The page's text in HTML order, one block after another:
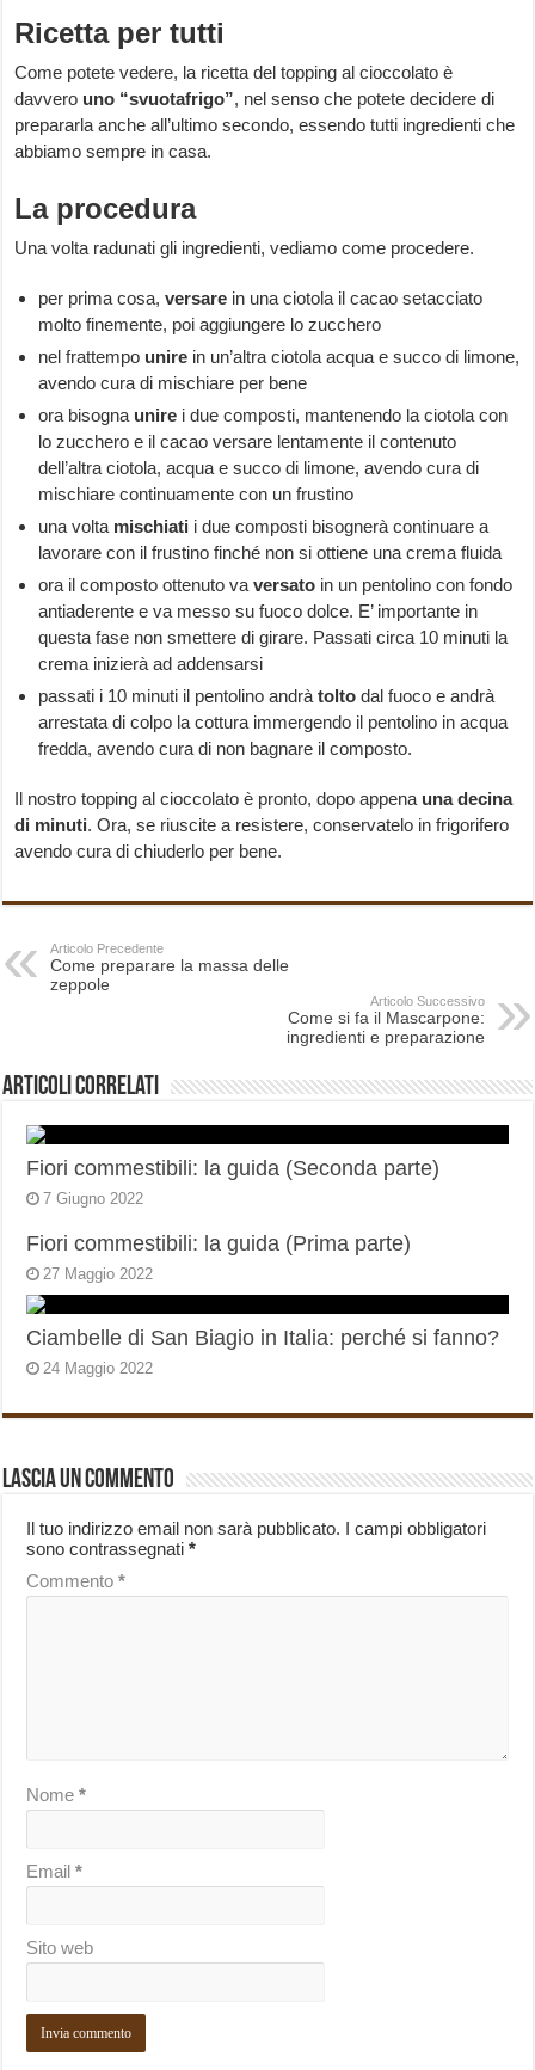
Ricetta per tutti
Come potete vedere, la ricetta del topping al cioccolato è
davvero uno “svuotafrigo”, nel senso che potete decidere di
prepararla anche all’ultimo secondo, essendo tutti ingredienti che
abbiamo sempre in casa.
La procedura
Una volta radunati gli ingredienti, vediamo come procedere.
per prima cosa,versare in una ciotola il cacao setacciato
molto finemente, poi aggiungere lo zucchero
nel frattempo unire in un’altra ciotola acqua e succo di limone,
avendo cura di mischiare per bene
ora bisogna unire i due composti, mantenendo la ciotola con
lo zucchero e il cacao versare lentamente il contenuto
dell’altra ciotola, acqua e succo di limone, avendo cura di
mischiare continuamente con un frustino
una volta mischiati i due composti bisognerà continuare a
lavorare con il frustino finché non si ottiene una crema fluida
ora il composto ottenuto vaversato in un pentolino con fondo
antiaderente e va messo su fuoco dolce. E’ importante in
questa fase non smettere di girare. Passati circa 10 minuti la
crema inizierà ad addensarsi
passati i 10 minuti il pentolino andràtolto dal fuoco e andrà
arrestata di colpo la cottura immergendo il pentolino in acqua
fredda, avendo cura di non bagnare il composto.
Il nostro topping al cioccolato è pronto, dopo appena una decina
di minuti. Ora, se riuscite a resistere, conservatelo in frigorifero
avendo cura di chiuderlo per bene.
Articolo Precedente
Come preparare la massa delle
zeppole
Articolo Successivo
Come si fa il Mascarpone:
ingredienti e preparazione
Articoli correlati
Fiori commestibili: la guida (Seconda parte)
7 Giugno 2022
Fiori commestibili: la guida (Prima parte)
27 Maggio 2022
Ciambelle di San Biagio in Italia: perché si fanno?
24 Maggio 2022
Lascia un commento
Il tuo indirizzo email non sarà pubblicato. I campi obbligatori
sono contrassegnati*
Commento*
Nome*
Email*
Sito web